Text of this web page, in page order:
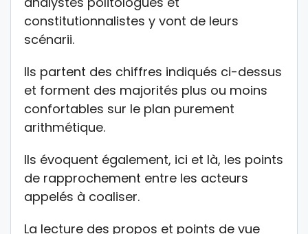
constitutionnalistes y vont de leurs
scénarii.
Ils partent des chiffres indiqués ci-dessus
et forment des majorités plus ou moins
confortables sur le plan purement
arithmétique.
Ils évoquent également, ici et là, les points
de rapprochement entre les acteurs
appelés à coaliser.
La lecture des propos et points de vue